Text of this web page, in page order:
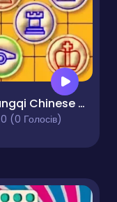
Xiangqi Chinese Chess Duel
0 (0 Голосів)